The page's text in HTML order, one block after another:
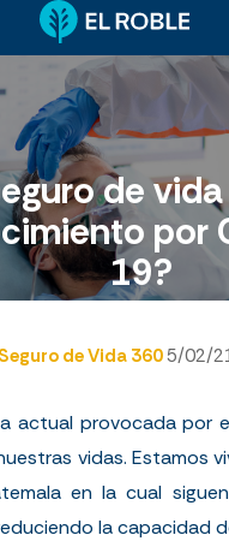
de
por
19?
Seguro de Vida 3605/02/
actual provocada por
vidas. Estamos
en la cual
la capacidad